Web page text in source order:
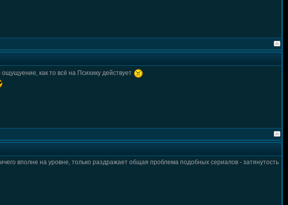
как то всё на Психику действует
вполне на уровне, только раздражает общая проблема подобных сериалов - затянутость